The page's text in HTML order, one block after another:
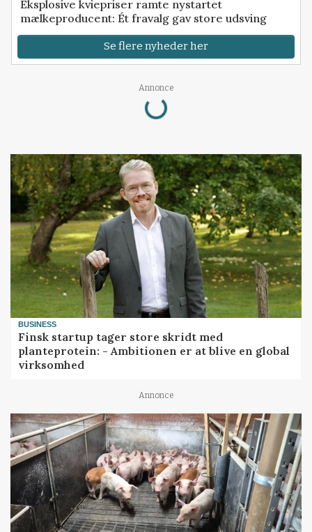
Eksplosive kviepriser ramte nystartet
mælkeproducent: Ét fravalg gav store udsving
Se flere nyheder her
Annonce
Loading...
BUSINESS
Finsk startup tager store skridt med
planteprotein: - Ambitionen er at blive en global
virksomhed
Annonce